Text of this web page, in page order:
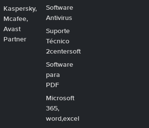
Kaspersky,
Mcafee,
Avast
Partner
Software
Antivirus
Suporte
Técnico
2centersoft
Software
para
PDF
Microsoft
365,
word,excel